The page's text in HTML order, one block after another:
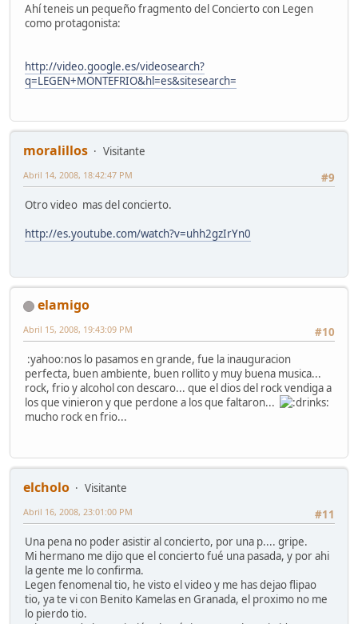
Ahí teneis un pequeño fragmento del Concierto con Legen
como protagonista:
http://video.google.es/videosearch?
q=LEGEN+MONTEFRIO&hl=es&sitesearch=
moralillos
Visitante
#9
Abril 14, 2008, 18:42:47 PM
Otro video mas del concierto.
http://es.youtube.com/watch?v=uhh2gzIrYn0
elamigo
#10
Abril 15, 2008, 19:43:09 PM
:yahoo:nos lo pasamos en grande, fue la inauguracion
perfecta, buen ambiente, buen rollito y muy buena musica...
rock, frio y alcohol con descaro... que el dios del rock vendiga a
los que vinieron y que perdone a los que faltaron...
mucho rock en frio...
elcholo
Visitante
#11
Abril 16, 2008, 23:01:00 PM
Una pena no poder asistir al concierto, por una p.... gripe.
Mi hermano me dijo que el concierto fué una pasada, y por ahi
la gente me lo confirma.
Legen fenomenal tio, he visto el video y me has dejao flipao
tio, ya te vi con Benito Kamelas en Granada, el proximo no me
lo pierdo tio.